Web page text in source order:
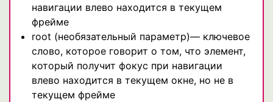
навигации влево находится в текущем
фрейме
root (необязательный параметр)— ключевое
слово, которое говорит о том, что элемент,
который получит фокус при навигации
влево находится в текущем окне, но не в
текущем фрейме